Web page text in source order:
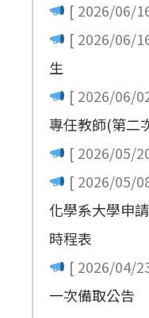
[ 2026/06/
[ 2026/06/
生
[ 2026/06/
專任教師(第二
[ 2026/05/
[ 2026/05/
化學系大學申
時程表
[ 2026/04/
一次備取公告